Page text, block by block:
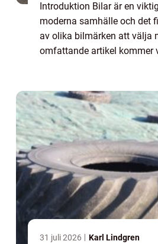
Introduktion Bilar är en
moderna samhälle och det
av olika bilmärken att välja
omfattande artikel kommer
31 juli 2026 Karl Lindgren